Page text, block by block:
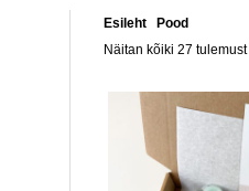
Esileht /Pood
Näitan kõiki 27 tulemust